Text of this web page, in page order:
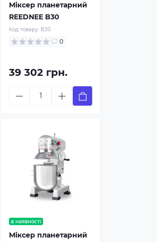
Міксер планетарний
REEDNEE B30
Код товару: B30
0
39 302 грн.
в наявності
Міксер планетарний